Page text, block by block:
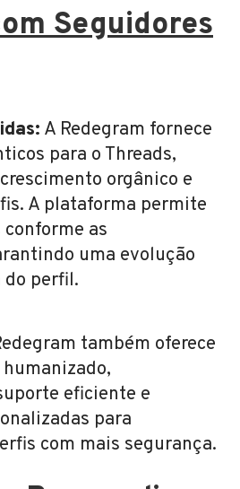
Seguidores
A Redegram fornece
para o Threads,
orgânico e
A plataforma permite
as
uma evolução
do perfil.
também oferece
eficiente e
para
com mais segurança.